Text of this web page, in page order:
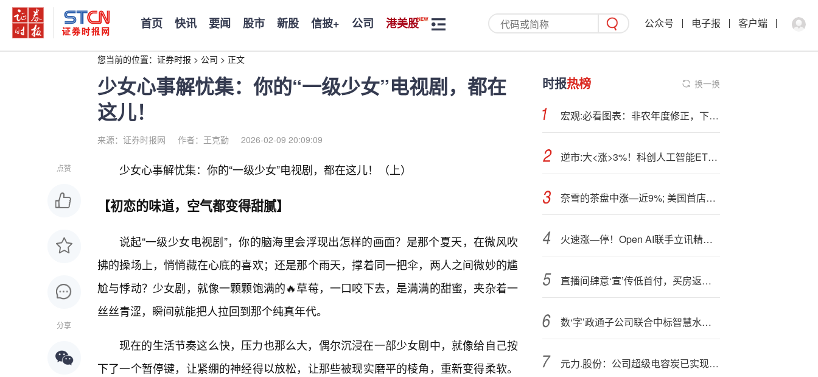
首页 快讯 要闻 股市 新股 信披+ 公司 港美股 公众号 电子报 客户端
您当前的位置： 证券时报 > 公司 > 正文
少女心事解忧集：你的“一级少女”电视剧，都在
这儿！
来源：证券时报网 作者：王克勤 2026-02-09 20:09:09
点赞
分享
少女心事解忧集：你的“一级少女”电视剧，都在这儿！（上）
【初恋的味道，空气都变得甜腻】
说起“一级少女电视剧”，你的脑海里会浮现出怎样的画面？是那个夏天，在微风吹
拂的操场上，悄悄藏在心底的喜欢；还是那个雨天，撑着同一把伞，两人之间微妙的尴
尬与悸动？少女剧，就像一颗颗饱满的🔥草莓，一口咬下去，是满满的甜蜜，夹杂着一
丝丝青涩，瞬间就能把人拉回到那个纯真年代。
现在的生活节奏这么快，压力也那么大，偶尔沉浸在一部少女剧中，就像给自己按
下了一个暂停键，让紧绷的神经得以放松，让那些被现实磨平的棱角，重新变得柔软。
时报热榜 换一换
宏观:必看图表：非农年度修正，下修幅度或小于共识预期？（2025/9/9）
逆市:大<涨>3%！科创人工智能ETF领跑全市场！589520量价突破上市新高！寒武纪股价一度超越茅台
奈雪的茶盘中涨—近9%; 美国首店开业三日营业额近8.7万美元
火速涨—停！Open AI联手立讯精密！消费电子爆发，电子ETF（515260）飙涨超3%！超2.4亿元资金提前加码！
直播间肆意‘宣’传低首付，买房返大额购物卡，金光华频现违规操作背后
数‘字’政通子公司联合中标智慧水务项目 合同金额1.09亿元
元力.股份：公司超级电容炭已实现批量生产和销售